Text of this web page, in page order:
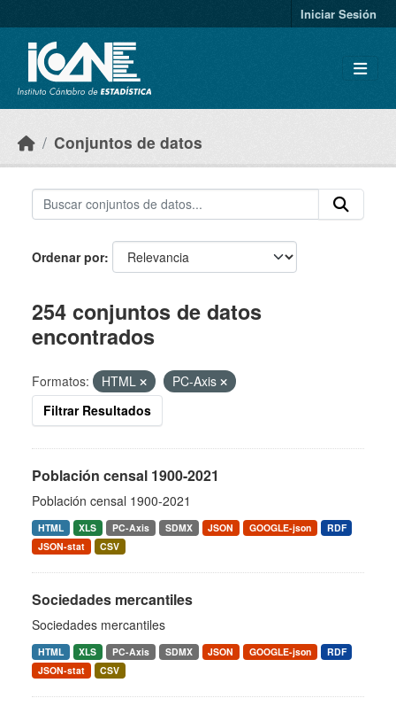
Iniciar Sesión
Conjuntos de datos
Ordenar por
254 conjuntos de datos
encontrados
Formatos: HTML
PC-Axis
Filtrar Resultados
Población censal 1900-2021
Población censal 1900-2021
HTML XLS PC-Axis SDMX JSON GOOGLE-json
RDF
JSON-stat
CSV
Sociedades mercantiles
Sociedades mercantiles
HTML XLS PC-Axis SDMX JSON GOOGLE-json
RDF
JSON-stat
CSV